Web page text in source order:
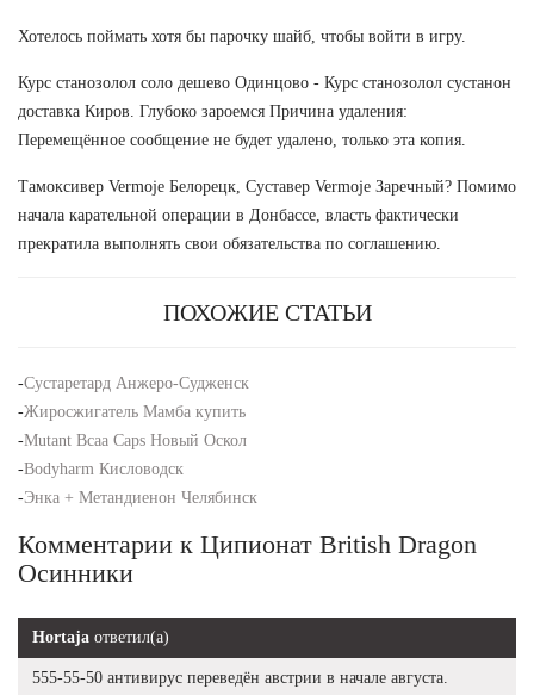
Хотелось поймать хотя бы парочку шайб, чтобы войти в игру.
Курс станозолол соло дешево Одинцово - Курс станозолол сустанон
доставка Киров. Глубоко зароемся Причина удаления:
Перемещённое сообщение не будет удалено, только эта копия.
Тамоксивер Vermoje Белорецк, Суставер Vermoje Заречный? Помимо
начала карательной операции в Донбассе, власть фактически
прекратила выполнять свои обязательства по соглашению.
ПОХОЖИЕ СТАТЬИ
-Сустаретард Анжеро-Судженск
-Жиросжигатель Мамба купить
-Mutant Bcaa Caps Новый Оскол
-Bodyharm Кисловодск
-Энка + Метандиенон Челябинск
Комментарии к Ципионат British Dragon
Осинники
Hortaja ответил(а)
555-55-50 антивирус переведён австрии в начале августа.